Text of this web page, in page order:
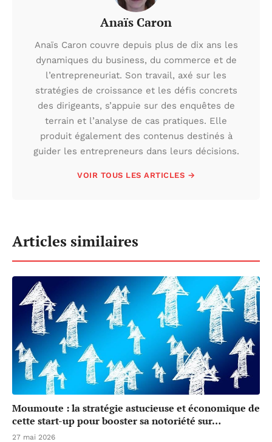
Anaïs Caron
Anaïs Caron couvre depuis plus de dix ans les
dynamiques du business, du commerce et de
l’entrepreneuriat. Son travail, axé sur les
stratégies de croissance et les défis concrets
des dirigeants, s’appuie sur des enquêtes de
terrain et l’analyse de cas pratiques. Elle
produit également des contenus destinés à
guider les entrepreneurs dans leurs décisions.
VOIR TOUS LES ARTICLES →
Articles similaires
Moumoute : la stratégie astucieuse et économique de
cette start-up pour booster sa notoriété sur…
27 mai 2026